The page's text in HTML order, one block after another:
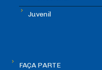
Juvenil
FAÇA PARTE